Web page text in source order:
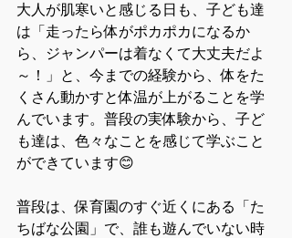
大人が肌寒いと感じる日も、子ども達
は「走ったら体がポカポカになるか
ら、ジャンパーは着なくて大丈夫だよ
～！」と、今までの経験から、体をた
くさん動かすと体温が上がることを学
んでいます。普段の実体験から、子ど
も達は、色々なことを感じて学ぶこと
ができています😊
普段は、保育園のすぐ近くにある「た
ちばな公園」で、誰も遊んでいない時